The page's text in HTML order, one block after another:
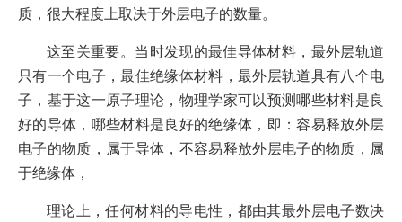
质，很大程度上取决于外层电子的数量。
这至关重要。当时发现的最佳导体材料，最外层轨道
只有一个电子，最佳绝缘体材料，最外层轨道具有八个电
子，基于这一原子理论，物理学家可以预测哪些材料是良
好的导体，哪些材料是良好的绝缘体，即：容易释放外层
电子的物质，属于导体，不容易释放外层电子的物质，属
于绝缘体，
理论上，任何材料的导电性，都由其最外层电子数决